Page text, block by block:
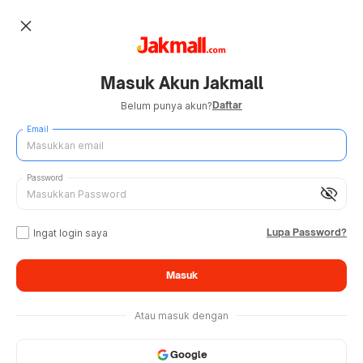
close
Masuk Akun Jakmall
Belum punya akun?Daftar
Email
visibility_off
Password
Ingat login saya Lupa Password?
Masuk
Atau masuk dengan
Google